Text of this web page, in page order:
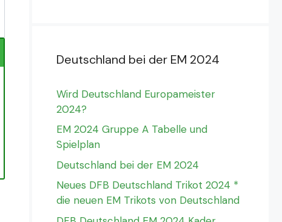
Deutschland bei der EM 2024
Wird Deutschland Europameister
2024?
EM 2024 Gruppe A Tabelle und
Spielplan
Deutschland bei der EM 2024
Neues DFB Deutschland Trikot 2024 *
die neuen EM Trikots von Deutschland